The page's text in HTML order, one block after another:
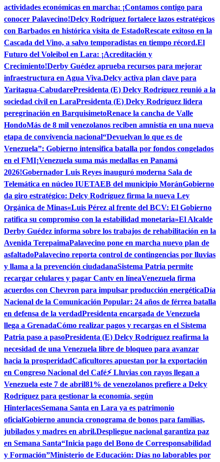
actividades económicas en marcha: ¡Contamos contigo para
conocer Palavecino!Delcy Rodríguez fortalece lazos estratégicos
con Barbados en histórica visita de EstadoRescate exitoso en la
Cascada del Vino, a salvo temporadistas en tiempo récord.El
Futuro del Voleibol en Lara: ¡Acreditación y
Crecimiento!Derby Guédez aprueba recursos para mejorar
infraestructura en Agua Viva.Delcy activa plan clave para
Yaritagua-CabudarePresidenta (E) Delcy Rodríguez reunió a la
sociedad civil en LaraPresidenta (E) Delcy Rodríguez lidera
peregrinación en BarquisimetoRenace la cancha de Valle
HondoMás de 8 mil venezolanos reciben amnistía en una nueva
etapa de convivencia nacional“Devuelvan lo que es de
Venezuela”: Gobierno intensifica batalla por fondos congelados
en el FMI¡Venezuela suma más medallas en Panamá
2026!Gobernador Luis Reyes inauguró moderna Sala de
Telemática en núcleo IUETAEB del municipio MoránGobierno
da giro estratégico: Delcy Rodríguez firma la nueva Ley
Orgánica de Minas«Luis Pérez al frente del BCV: El Gobierno
ratifica su compromiso con la estabilidad monetaria»El Alcalde
Derby Guédez informa sobre los trabajos de rehabilitación en la
Avenida TerepaimaPalavecino pone en marcha nuevo plan de
asfaltadoPalavecino reporta control de contingencias por lluvias
y llama a la prevención ciudadanaSistema Patria permite
recargar celulares y pagar Cantv en líneaVenezuela firma
acuerdos con Chevron para impulsar producción energéticaDía
Nacional de la Comunicación Popular: 24 años de férrea batalla
en defensa de la verdadPresidenta encargada de Venezuela
llega a GrenadaCómo realizar pagos y recargas en el Sistema
Patria paso a pasoPresidenta (E) Delcy Rodríguez reafirma la
necesidad de una Venezuela libre de bloqueo para avanzar
hacia la prosperidadCaficultores apuestan por la exportación
en Congreso Nacional del Café⚡ Lluvias con rayos llegan a
Venezuela este 7 de abril81% de venezolanos prefiere a Delcy
Rodríguez para gestionar la economía, según
HinterlacesSemana Santa en Lara ya es patrimonio
oficialGobierno anuncia cronograma de bonos para familias,
jubilados y madres en abril.Despliegue nacional garantiza paz
en Semana Santa“Inicia pago del Bono de Corresponsabilidad
y Formación”Ministerio de Educación: Días no laborables por